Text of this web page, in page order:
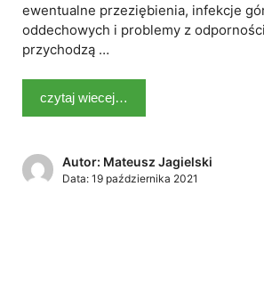
ewentualne przeziębienia, infekcje
oddechowych i problemy z
przychodzą …
czytaj wiecej…
Autor: Mateusz Jagielski
Data: 19 października 2021